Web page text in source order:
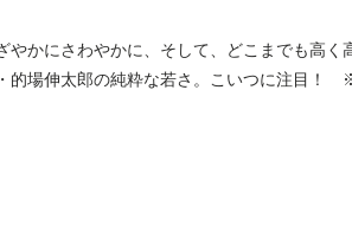
かにさわやかに、そして、どこまでも高く
的場伸太郎の純粋な若さ。こいつに注目！